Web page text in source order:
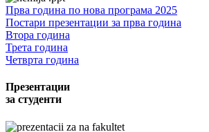
Прва година по нова програма 2025
Постари презентации за прва година
Втора година
Трета година
Четврта година
Презентации
за студенти